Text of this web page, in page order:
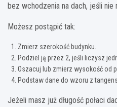
bez wchodzenia na dach, jeśli nie
Możesz postąpić tak:
Zmierz szerokość budynku.
Podziel ją przez 2, jeśli liczysz
Oszacuj lub zmierz wysokość od
Podstaw dane do wzoru z
Jeżeli masz już długość połaci